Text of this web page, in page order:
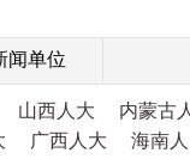
闻单位
山西人大
内蒙古
广西人大 海南